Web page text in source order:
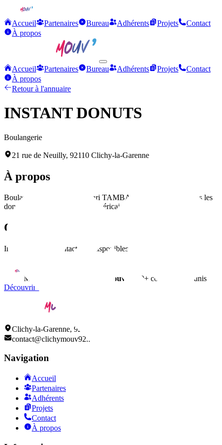
Accueil Partenaires Bureau Adhérents Projets
Contact
À propos
Accueil Partenaires Bureau Adhérents Projets
Contact
À propos
Retour à l'annuaire
INSTANT DONUTS
Boulangerie
21 rue de Neuilly, 92110 Clichy-la-Garenne
À propos
Boulangerie dirigée par Bakari TAMBADOU, spécialisée dans les
donuts frais et les pâtisseries américaines.
Contact
Informations de contact non disponibles
Membre du réseau ClichyMouv
• 150+ commerçants unis
Découvrir tous nos adhérents
Clichy-la-Garenne, 92110
contact@clichymouv92.fr
Navigation
Accueil
Partenaires
Adhérents
Projets
Contact
À propos